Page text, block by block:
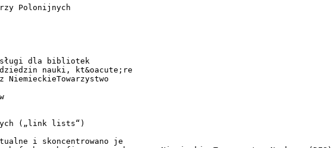
Polonijnych
dla bibliotek
nauki, kt&oacute;re
NiemieckieTowarzystwo
(„link lists“)
i skoncentrowano je